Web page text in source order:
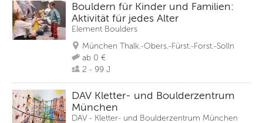
Bouldern für Kinder und Familien:
Aktivität für jedes Alter
Element Boulders
München Thalk.-Obers.-Fürst.-Forst.-Solln
ab 0 €
2 - 99 J
DAV Kletter- und Boulderzentrum
München
DAV - Kletter- und Boulderzentrum München